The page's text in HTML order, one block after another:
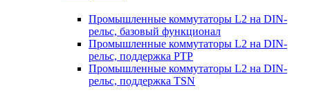
Промышленные коммутаторы L2 на DIN-
рельс, базовый функционал
Промышленные коммутаторы L2 на DIN-
рельс, поддержка PTP
Промышленные коммутаторы L2 на DIN-
рельс, поддержка TSN